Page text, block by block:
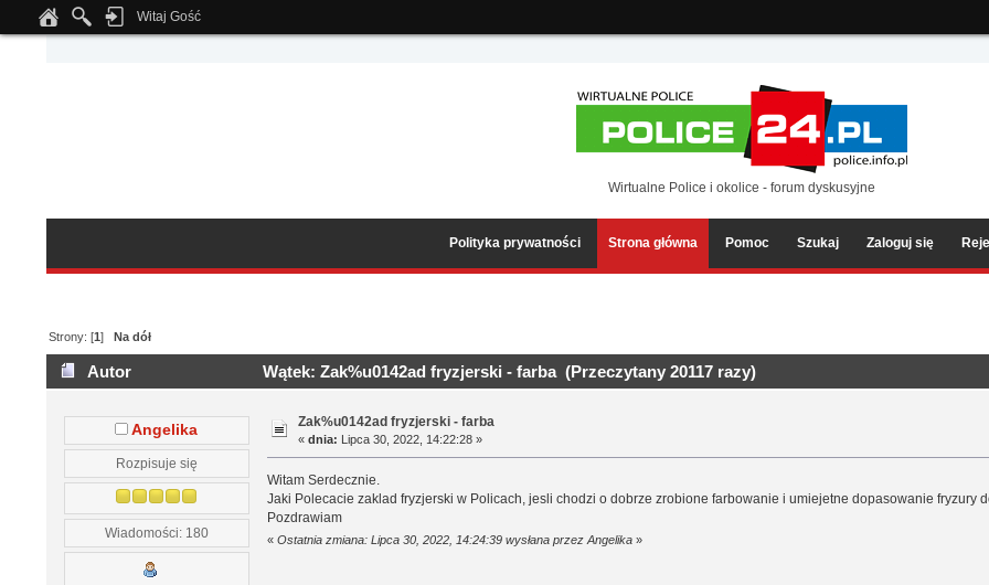
Notice: Undefined index: tapatalk_body_hook in
Witaj Gość
Wirtualne Police i okolice - forum dyskusyjne
Polityka prywatności Strona główna Pomoc Szukaj Zaloguj się
Strony: [1]Na dół
Autor Wątek: Zak%u0142ad fryzjerski - farba (Przeczytany 20117 razy)
Angelika
Rozpisuje się
Wiadomości: 180
Zak%u0142ad fryzjerski - farba
«dnia: Lipca 30, 2022, 14:22:28 »
Witam Serdecznie.
Jaki Polecacie zaklad fryzjerski w Policach, jesli chodzi o dobrze zrobione farbowanie i umiejetne dopasowanie fryzury
Pozdrawiam
« Ostatnia zmiana: Lipca 30, 2022, 14:24:39 wysłana przez Angelika»